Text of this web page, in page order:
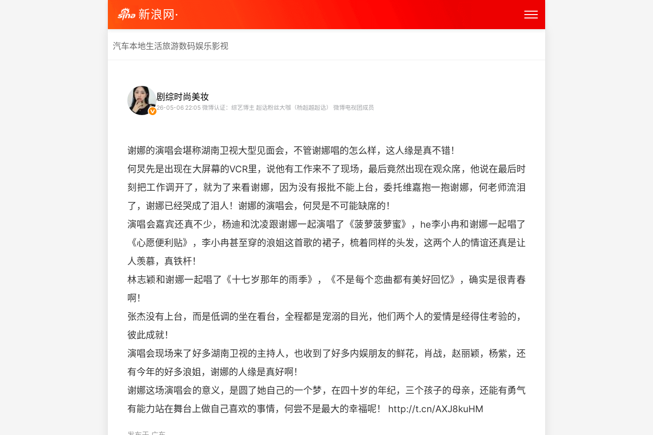
新浪网·
汽车本地生活旅游数码娱乐影视
剧综时尚美妆
26-05-06 22:05 微博认证：综艺博主 超话粉丝大咖（杨超越超话） 微博电视团成员
谢娜的演唱会堪称湖南卫视大型见面会，不管谢娜唱的怎么样，这人缘是真不错！
何炅先是出现在大屏幕的VCR里，说他有工作来不了现场，最后竟然出现在观众席，他说在最后时
刻把工作调开了，就为了来看谢娜，因为没有报批不能上台，委托维嘉抱一抱谢娜，何老师流泪
了，谢娜已经哭成了泪人！谢娜的演唱会，何炅是不可能缺席的！
演唱会嘉宾还真不少，杨迪和沈凌跟谢娜一起演唱了《菠萝菠萝蜜》，he李小冉和谢娜一起唱了
《心愿便利贴》，李小冉甚至穿的浪姐这首歌的裙子，梳着同样的头发，这两个人的情谊还真是让
人羡慕，真铁杆！
林志颖和谢娜一起唱了《十七岁那年的雨季》，《不是每个恋曲都有美好回忆》，确实是很青春
啊！
张杰没有上台，而是低调的坐在看台，全程都是宠溺的目光，他们两个人的爱情是经得住考验的，
彼此成就！
演唱会现场来了好多湖南卫视的主持人，也收到了好多内娱朋友的鲜花，肖战，赵丽颖，杨紫，还
有今年的好多浪姐，谢娜的人缘是真好啊！
谢娜这场演唱会的意义，是圆了她自己的一个梦，在四十岁的年纪，三个孩子的母亲，还能有勇气
有能力站在舞台上做自己喜欢的事情，何尝不是最大的幸福呢！ http://t.cn/AXJ8kuHM